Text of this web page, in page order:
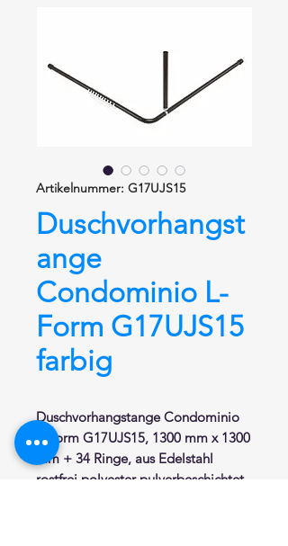
Artikelnummer: G17UJS15
Duschvorhangst
ange
Condominio L-
Form G17UJS15
farbig
DuschvorhangstangeCondominio
L-Form G17UJS15, 1300 mm x 1300
mm + 34 Ringe, aus Edelstahl
rostfrei polyester pulverbeschichtet.